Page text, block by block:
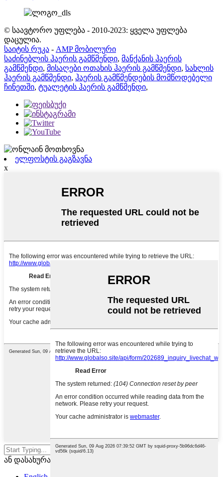
© საავტორო უფლება - 2010-2023: ყველა უფლება
დაცულია.
საიტის რუკა - AMP მობილური
საძინებლის ჰაერის გამწმენდი, მანქანის ჰაერის
გამწმენდი, მისაღები ოთახის ჰაერის გამწმენდი, სახლის
ჰაერის გამწმენდი, ჰაერის გამწმენდების მომწოდებელი
ჩინეთში, ტუალეტის ჰაერის გამწმენდი,
ელფოსტის გაგზავნა
x
ძებნისთვის დააჭირეთ Enter-ს
ან დასახურად ESC-ს